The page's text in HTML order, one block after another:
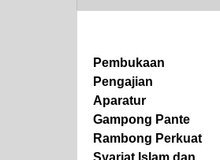
Pembukaan
Pengajian
Aparatur
Gampong Pante
Rambong Perkuat
Syariat Islam dan